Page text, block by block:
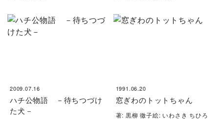
2009.07.16
ハチ公物語 －待ちつづけ
た犬－
1991.06.20
窓ぎわのトットちゃん
著: 黒柳 徹子絵: いわさき ちひろ